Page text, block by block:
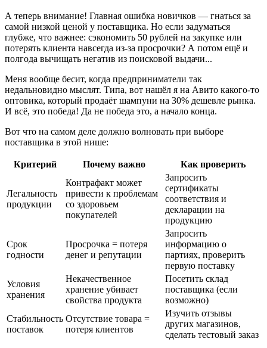
А теперь внимание! Главная ошибка новичков — гнаться за
самой низкой ценой у поставщика. Но если задуматься
глубже, что важнее: сэкономить 50 рублей на закупке или
потерять клиента навсегда из-за просрочки? А потом ещё и
полгода вычищать негатив из поисковой выдачи...
Меня вообще бесит, когда предприниматели так
недальновидно мыслят. Типа, вот нашёл я на Авито какого-то
оптовика, который продаёт шампуни на 30% дешевле рынка.
И всё, это победа! Да не победа это, а начало конца.
Вот что на самом деле должно волновать при выборе
поставщика в этой нише:
Критерий Почему важно Как проверить
Легальность
продукции
Контрафакт может
привести к проблемам
со здоровьем
покупателей
Запросить
сертификаты
соответствия и
декларации на
продукцию
Срок
годности
Просрочка = потеря
денег и репутации
Запросить
информацию о
партиях, проверить
первую поставку
Условия
хранения
Некачественное
хранение убивает
свойства продукта
Посетить склад
поставщика (если
возможно)
Стабильность
поставок
Отсутствие товара =
потеря клиентов
Изучить отзывы
других магазинов,
сделать тестовый заказ